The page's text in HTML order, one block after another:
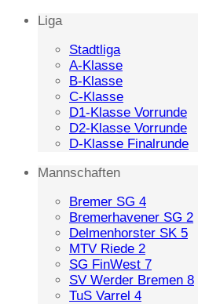
Liga
Stadtliga
A-Klasse
B-Klasse
C-Klasse
D1-Klasse Vorrunde
D2-Klasse Vorrunde
D-Klasse Finalrunde
Mannschaften
Bremer SG 4
Bremerhavener SG 2
Delmenhorster SK 5
MTV Riede 2
SG FinWest 7
SV Werder Bremen 8
TuS Varrel 4